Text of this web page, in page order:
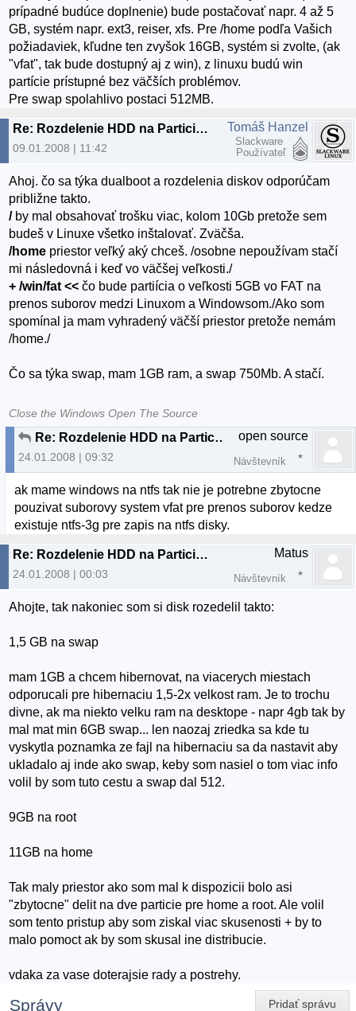
prípadné budúce doplnenie) bude postačovať napr. 4 až 5
GB, systém napr. ext3, reiser, xfs. Pre /home podľa Vašich
požiadaviek, kľudne ten zvyšok 16GB, systém si zvolte, (ak
"vfat", tak bude dostupný aj z win), z linuxu budú win
partície prístupné bez väčších problémov.
Pre swap spolahlivo postaci 512MB.
Re: Rozdelenie HDD na Particie - Odporucanie
09.01.2008 | 11:42
Tomáš Hanzel
Slackware
Používateľ
Ahoj. čo sa týka dualboot a rozdelenia diskov odporúčam
približne takto.
/ by mal obsahovať trošku viac, kolom 10Gb pretože sem
budeš v Linuxe všetko inštalovať. Zväčša.
/home priestor veľký aký chceš. /osobne nepoužívam stačí
mi následovná i keď vo väčšej veľkosti./
+ /win/fat << čo bude partiícia o veľkosti 5GB vo FAT na
prenos suborov medzi Linuxom a Windowsom./Ako som
spomínal ja mam vyhradený väčší priestor pretože nemám
/home./
Čo sa týka swap, mam 1GB ram, a swap 750Mb. A stačí.
Close the Windows Open The Source
Re: Rozdelenie HDD na Particie - Odporucanie
24.01.2008 | 09:32
open source
Návštevník
ak mame windows na ntfs tak nie je potrebne zbytocne
pouzivat suborovy system vfat pre prenos suborov kedze
existuje ntfs-3g pre zapis na ntfs disky.
Re: Rozdelenie HDD na Particie - Odporucanie
24.01.2008 | 00:03
Matus
Návštevník
Ahojte, tak nakoniec som si disk rozedelil takto:
1,5 GB na swap
mam 1GB a chcem hibernovat, na viacerych miestach
odporucali pre hibernaciu 1,5-2x velkost ram. Je to trochu
divne, ak ma niekto velku ram na desktope - napr 4gb tak by
mal mat min 6GB swap... len naozaj zriedka sa kde tu
vyskytla poznamka ze fajl na hibernaciu sa da nastavit aby
ukladalo aj inde ako swap, keby som nasiel o tom viac info
volil by som tuto cestu a swap dal 512.
9GB na root
11GB na home
Tak maly priestor ako som mal k dispozicii bolo asi
"zbytocne" delit na dve particie pre home a root. Ale volil
som tento pristup aby som ziskal viac skusenosti + by to
malo pomoct ak by som skusal ine distribucie.
vdaka za vase doterajsie rady a postrehy.
Pridať správu
Správy